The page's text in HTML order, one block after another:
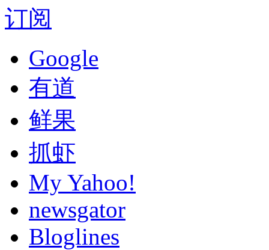
订阅
Google
有道
鲜果
抓虾
My Yahoo!
newsgator
Bloglines